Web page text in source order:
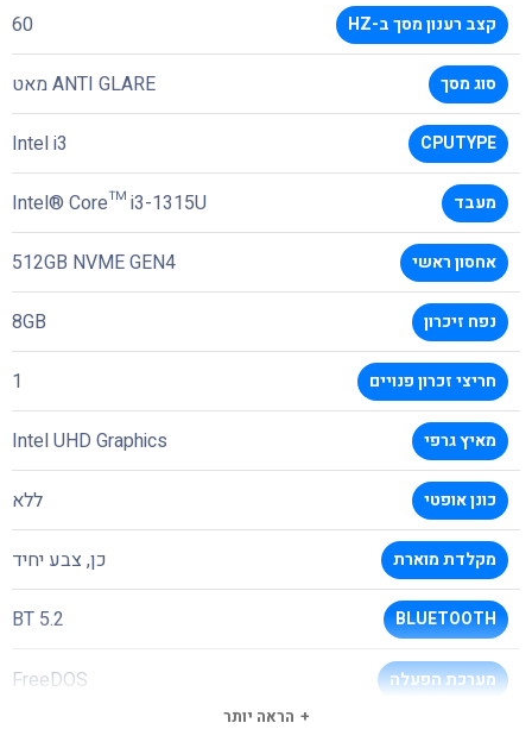
קצב רענון מסך ב-HZ 60
סוג מסך ANTI GLARE מאט
CPUTYPE
Intel i3
מעבד Intel® Core™ i3-1315U
אחסון ראשי 512GB NVME GEN4
נפח זיכרון 8GB
חריצי זכרון פנויים 1
מאיץ גרפי Intel UHD Graphics
כונן אופטי ללא
מקלדת מוארת כן, צבע יחיד
BLUETOOTH
BT 5.2
מערכת הפעלה FreeDOS
הראה יותר